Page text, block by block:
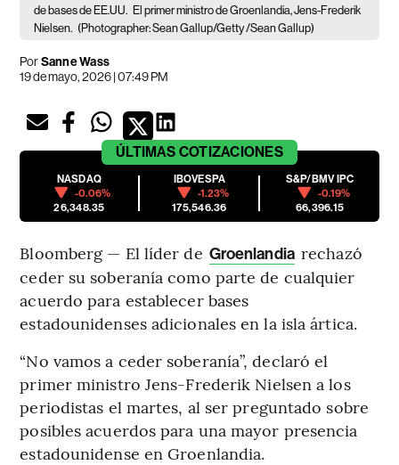
de bases de EE.UU. El primer ministro de Groenlandia, Jens-Frederik
Nielsen. (Photographer: Sean Gallup/Getty /Sean Gallup)
PorSanne Wass
19 de mayo, 2026 | 07:49 PM
ÚLTIMAS COTIZACIONES
NASDAQ
-0.06%
26,348.35
IBOVESPA
-1.23%
175,546.36
S&P/BMV IPC
-0.19%
66,396.15
Bloomberg — El líder de Groenlandia rechazó
ceder su soberanía como parte de cualquier
acuerdo para establecer bases
estadounidenses adicionales en la isla ártica.
“No vamos a ceder soberanía”, declaró el
primer ministro Jens-Frederik Nielsen a los
periodistas el martes, al ser preguntado sobre
posibles acuerdos para una mayor presencia
estadounidense en Groenlandia.